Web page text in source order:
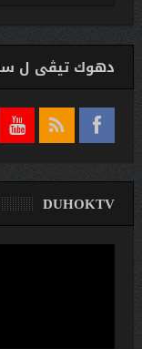
دهوك تیڤی ل
DUHOKTV